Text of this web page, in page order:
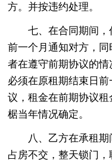
方。并按违约处理。
七、在合同期间
前一个月通知对方，
者在遵守前期协议的
必须在原租期结束日
议，租金在前期协议
椐当年情况确定。
八、乙方在承租
占房不交，整天锁门